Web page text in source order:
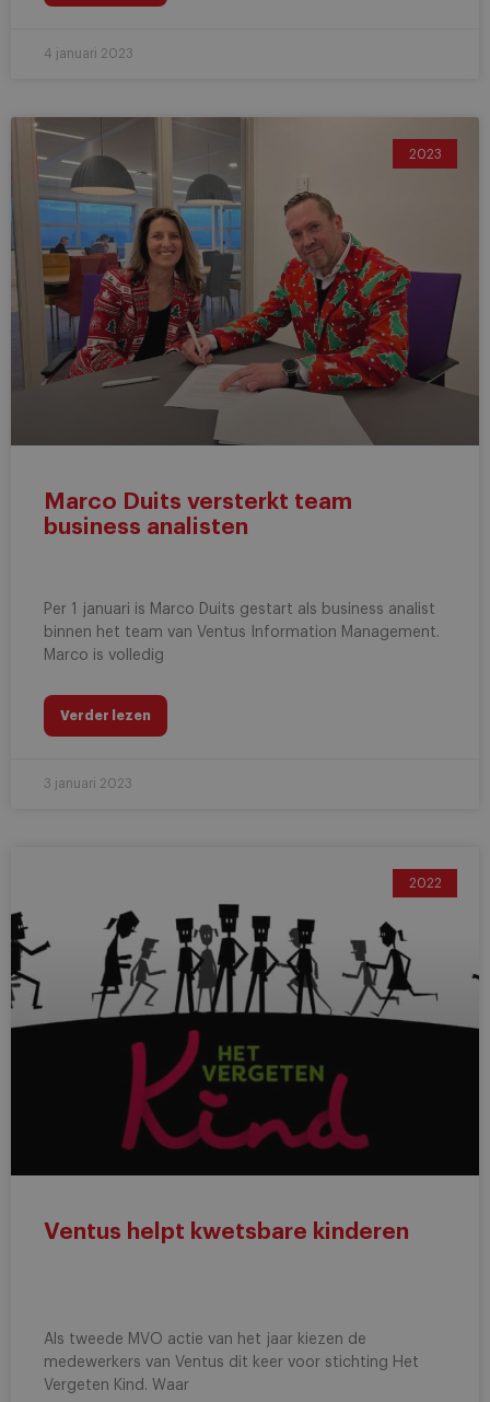
4 januari 2023
2023
Marco Duits versterkt team
business analisten
Per 1 januari is Marco Duits gestart als business analist
binnen het team van Ventus Information Management.
Marco is volledig
Verder lezen
3 januari 2023
2022
Ventus helpt kwetsbare kinderen
Als tweede MVO actie van het jaar kiezen de
medewerkers van Ventus dit keer voor stichting Het
Vergeten Kind. Waar